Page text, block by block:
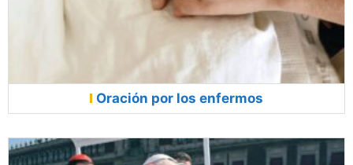
Oración por los enfermos